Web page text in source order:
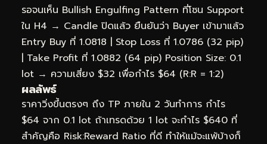
รอจนเห็น Bullish Engulfing Pattern ที่โซน Support
ใน H4 → Candle ปิดแล้ว ยืนยันว่า Buyer เข้ามาแล้ว
Entry Buy ที่ 1.0818 | Stop Loss ที่ 1.0786 (32 pip)
| Take Profit ที่ 1.0882 (64 pip) Position Size: 0.1
lot → ความเสี่ยง $32 เพื่อกำไร $64 (R:R = 1:2)
ผลลัพธ์
ราคาวิ่งขึ้นตรงๆ ถึง TP ภายใน 2 วันทำการ กำไร
$64 จาก 0.1 lot ถ้าเทรดด้วย 1 lot จะกำไร $640 ที่
สำคัญคือ Risk:Reward Ratio ที่ดี ทำให้แม้จะแพ้บ้างก็